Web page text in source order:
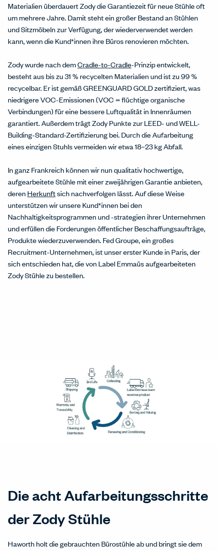
Materialien überdauert Zody die Garantiezeit für neue Stühle oft
um mehrere Jahre. Damit steht ein großer Bestand an Stühlen
und Sitzmöbeln zur Verfügung, der wiederverwendet werden
kann, wenn die Kund*innen ihre Büros renovieren möchten.
Zody wurde nach demCradle-to-Cradle-Prinzip entwickelt,
besteht aus bis zu 31 % recycelten Materialien und ist zu 99 %
recycelbar. Er ist gemäß GREENGUARD GOLD zertifiziert, was
niedrigere VOC-Emissionen (VOC = flüchtige organische
Verbindungen) für eine bessere Luftqualität in Innenräumen
garantiert. Außerdem trägt Zody Punkte zur LEED- und WELL-
Building-Standard-Zertifizierung bei. Durch die Aufarbeitung
eines einzigen Stuhls vermeiden wir etwa 18–23 kg Abfall.
In ganz Frankreich können wir nun qualitativ hochwertige,
aufgearbeitete Stühle mit einer zweijährigen Garantie anbieten,
derenHerkunftsich nachverfolgen lässt. Auf diese Weise
unterstützen wir unsere Kund*innen bei den
Nachhaltigkeitsprogrammen und -strategien ihrer Unternehmen
und erfüllen die Forderungen öffentlicher Beschaffungsaufträge,
Produkte wiederzuverwenden. Fed Groupe, ein großes
Recruitment-Unternehmen, ist unser erster Kunde in Paris, der
sich entschieden hat, die von Label Emmaüs aufgearbeiteten
Zody Stühle zu bestellen.
Die acht Aufarbeitungsschritte
der Zody Stühle
Haworth holt die gebrauchten Bürostühle ab und bringt sie dem